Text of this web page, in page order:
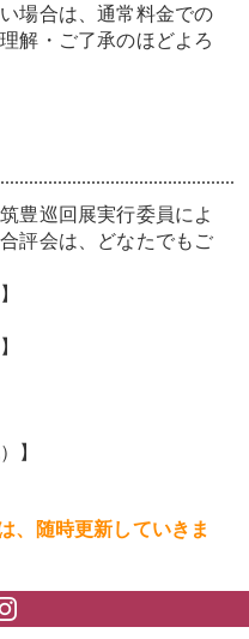
場合は、通常料金での
解・ご了承のほどよろ
豊巡回展実行委員によ
評会は、どなたでもご
】
、随時更新していきま